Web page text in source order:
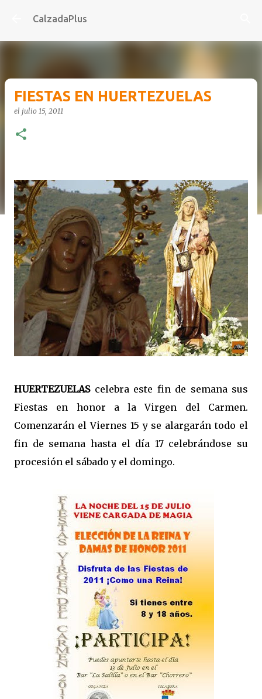
Ir al contenido principal
CalzadaPlus
FIESTAS EN HUERTEZUELAS
el julio 15, 2011
HUERTEZUELAScelebra este fin de semana sus
Fiestas en honor a la Virgen del Carmen.
Comenzarán el Viernes 15 y se alargarán todo el
fin de semana hasta el día 17 celebrándose su
procesión el sábado y el domingo.